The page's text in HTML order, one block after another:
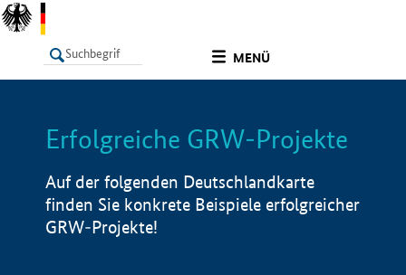
MENÜ
LISTE Info
Erfolgreiche GRW-Projekte
Auf der folgenden Deutschlandkarte
finden Sie konkrete Beispiele erfolgreicher
GRW-Projekte!